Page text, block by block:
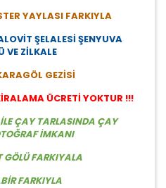
YAYLASI FARKIYLA
ŞELALESİ ŞENYUVA
VE ZİLKALE
GEZİSİ
ÜCRETİ YOKTUR !!!
İLE ÇAY TARLASINDA ÇAY
İMKANI
FARKIYALA
FARKIYLA